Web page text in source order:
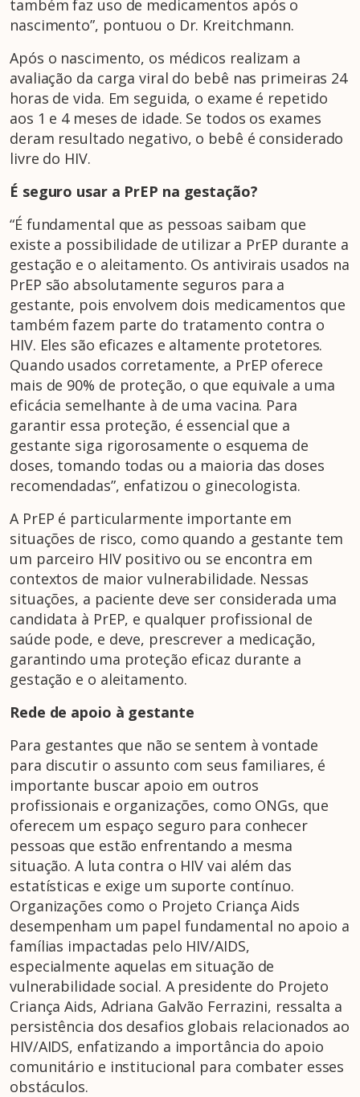
também faz uso de medicamentos após o
nascimento”, pontuou o Dr. Kreitchmann.
Após o nascimento, os médicos realizam a
avaliação da carga viral do bebê nas primeiras 24
horas de vida. Em seguida, o exame é repetido
aos 1 e 4 meses de idade. Se todos os exames
deram resultado negativo, o bebê é considerado
livre do HIV.
É seguro usar a PrEP na gestação?
“É fundamental que as pessoas saibam que
existe a possibilidade de utilizar a PrEP durante a
gestação e o aleitamento. Os antivirais usados na
PrEP são absolutamente seguros para a
gestante, pois envolvem dois medicamentos que
também fazem parte do tratamento contra o
HIV. Eles são eficazes e altamente protetores.
Quando usados corretamente, a PrEP oferece
mais de 90% de proteção, o que equivale a uma
eficácia semelhante à de uma vacina. Para
garantir essa proteção, é essencial que a
gestante siga rigorosamente o esquema de
doses, tomando todas ou a maioria das doses
recomendadas”, enfatizou o ginecologista.
A PrEP é particularmente importante em
situações de risco, como quando a gestante tem
um parceiro HIV positivo ou se encontra em
contextos de maior vulnerabilidade. Nessas
situações, a paciente deve ser considerada uma
candidata à PrEP, e qualquer profissional de
saúde pode, e deve, prescrever a medicação,
garantindo uma proteção eficaz durante a
gestação e o aleitamento.
Rede de apoio à gestante
Para gestantes que não se sentem à vontade
para discutir o assunto com seus familiares, é
importante buscar apoio em outros
profissionais e organizações, como ONGs, que
oferecem um espaço seguro para conhecer
pessoas que estão enfrentando a mesma
situação. A luta contra o HIV vai além das
estatísticas e exige um suporte contínuo.
Organizações como o Projeto Criança Aids
desempenham um papel fundamental no apoio a
famílias impactadas pelo HIV/AIDS,
especialmente aquelas em situação de
vulnerabilidade social. A presidente do Projeto
Criança Aids, Adriana Galvão Ferrazini, ressalta a
persistência dos desafios globais relacionados ao
HIV/AIDS, enfatizando a importância do apoio
comunitário e institucional para combater esses
obstáculos.